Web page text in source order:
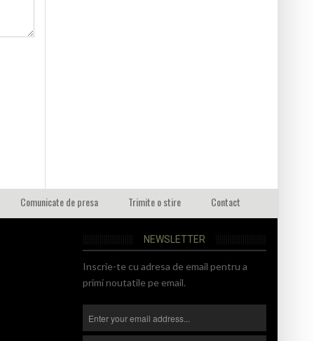
Comunicate de presa Trimite o stire Contact
NEWSLETTER
Inscrie-te cu adresa de email pentru a
primi noutatile pe email.